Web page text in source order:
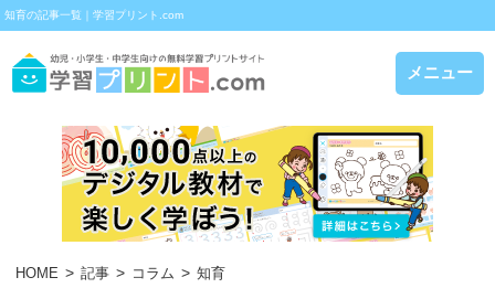
知育の記事一覧｜学習プリント.com
メニュー
HOME 記事 コラム 知育